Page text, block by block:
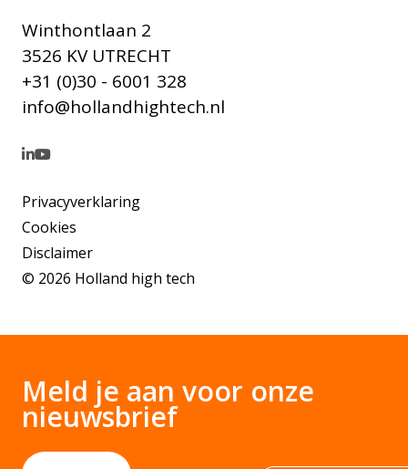
Winthontlaan 2
3526 KV UTRECHT
+31 (0)30 - 6001 328
info@hollandhightech.nl
© 2026 Holland high tech
Privacyverklaring
Cookies
Disclaimer
Meld je aan voor onze
nieuwsbrief